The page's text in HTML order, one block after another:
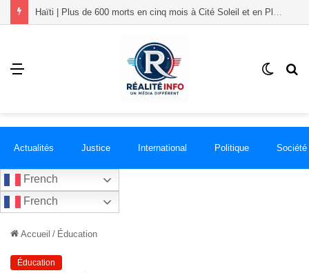
Haïti | Plus de 600 morts en cinq mois à Cité Soleil et en Plaine, selon le BINUH
Menu
Switch
Actualités Justice International Politique Société
French
French
Accueil / Éducation
Éducation